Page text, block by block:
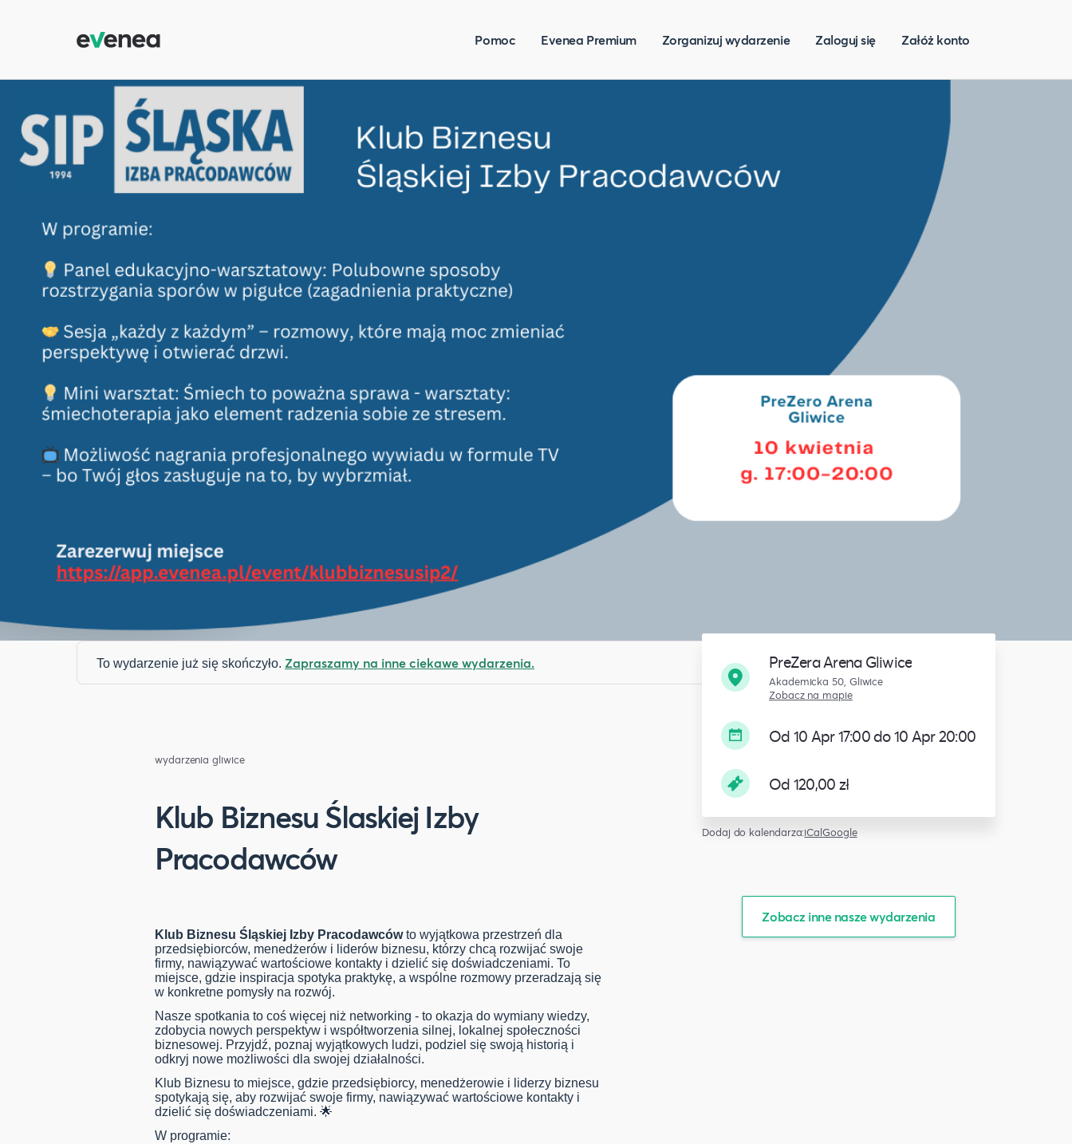
Pomoc Evenea Premium Zorganizuj wydarzenie Zaloguj się Załóż konto
To wydarzenie już się skończyło. Zapraszamy na inne ciekawe wydarzenia.
wydarzenia gliwice
Klub Biznesu Ślaskiej Izby
Pracodawców
Klub Biznesu Śląskiej Izby Pracodawcówto wyjątkowa przestrzeń dla
przedsiębiorców, menedżerów i liderów biznesu, którzy chcą rozwijać swoje
firmy, nawiązywać wartościowe kontakty i dzielić się doświadczeniami. To
miejsce, gdzie inspiracja spotyka praktykę, a wspólne rozmowy przeradzają się
w konkretne pomysły na rozwój.
Nasze spotkania to coś więcej niż networking - to okazja do wymiany wiedzy,
zdobycia nowych perspektyw i współtworzenia silnej, lokalnej społeczności
biznesowej. Przyjdź, poznaj wyjątkowych ludzi, podziel się swoją historią i
odkryj nowe możliwości dla swojej działalności.
Klub Biznesu to miejsce, gdzie przedsiębiorcy, menedżerowie i liderzy biznesu
spotykają się, aby rozwijać swoje firmy, nawiązywać wartościowe kontakty i
dzielić się doświadczeniami. 🌟
W programie:
PreZera Arena Gliwice
Akademicka 50, Gliwice
Zobacz na mapie
Od 10 Apr 17:00 do 10 Apr 20:00
Od 120,00 zł
Dodaj do kalendarza:iCalGoogle
Zobacz inne nasze wydarzenia